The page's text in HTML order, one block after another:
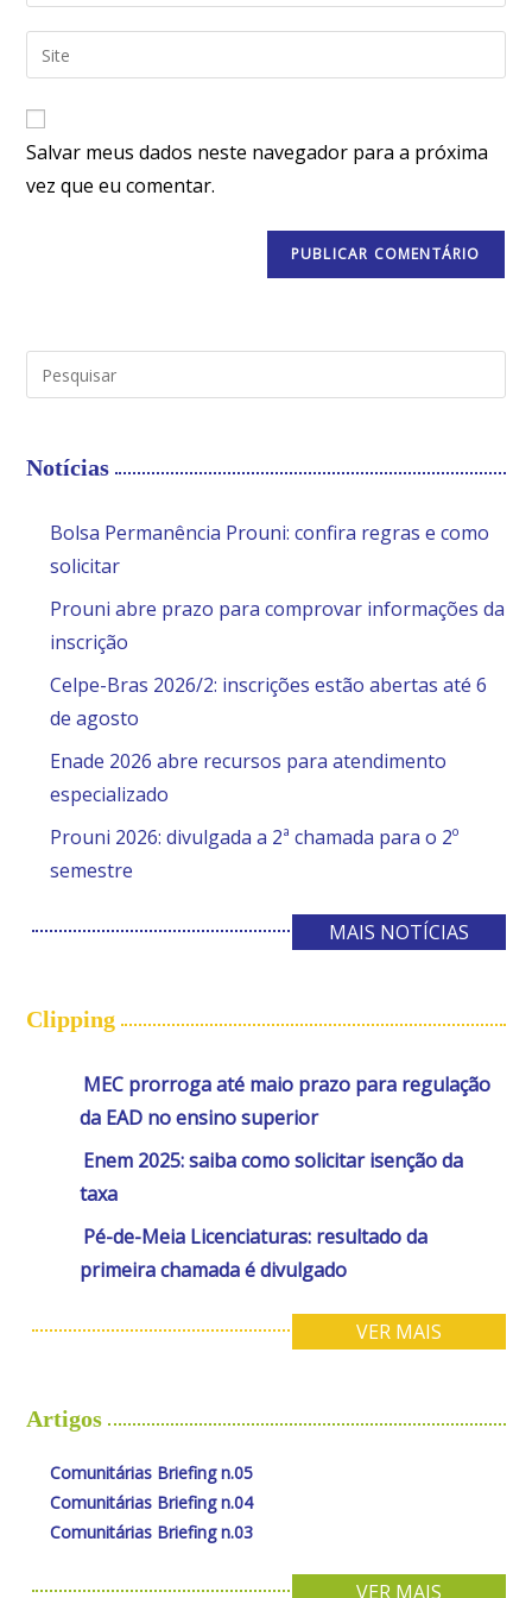
Salvar meus dados neste navegador para a próxima
vez que eu comentar.
Notícias
Bolsa Permanência Prouni: confira regras e como
solicitar
Prouni abre prazo para comprovar informações da
inscrição
Celpe-Bras 2026/2: inscrições estão abertas até 6
de agosto
Enade 2026 abre recursos para atendimento
especializado
Prouni 2026: divulgada a 2ª chamada para o 2º
semestre
MAIS NOTÍCIAS
Clipping
MEC prorroga até maio prazo para regulação
da EAD no ensino superior
Enem 2025: saiba como solicitar isenção da
taxa
Pé-de-Meia Licenciaturas: resultado da
primeira chamada é divulgado
VER MAIS
Artigos
Comunitárias Briefing n.05
Comunitárias Briefing n.04
Comunitárias Briefing n.03
VER MAIS